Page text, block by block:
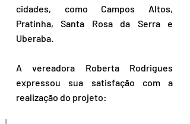
cidades, como Campos Altos,
Pratinha, Santa Rosa da Serra e
Uberaba.
A vereadora Roberta Rodrigues
expressou sua satisfação com a
realização do projeto: